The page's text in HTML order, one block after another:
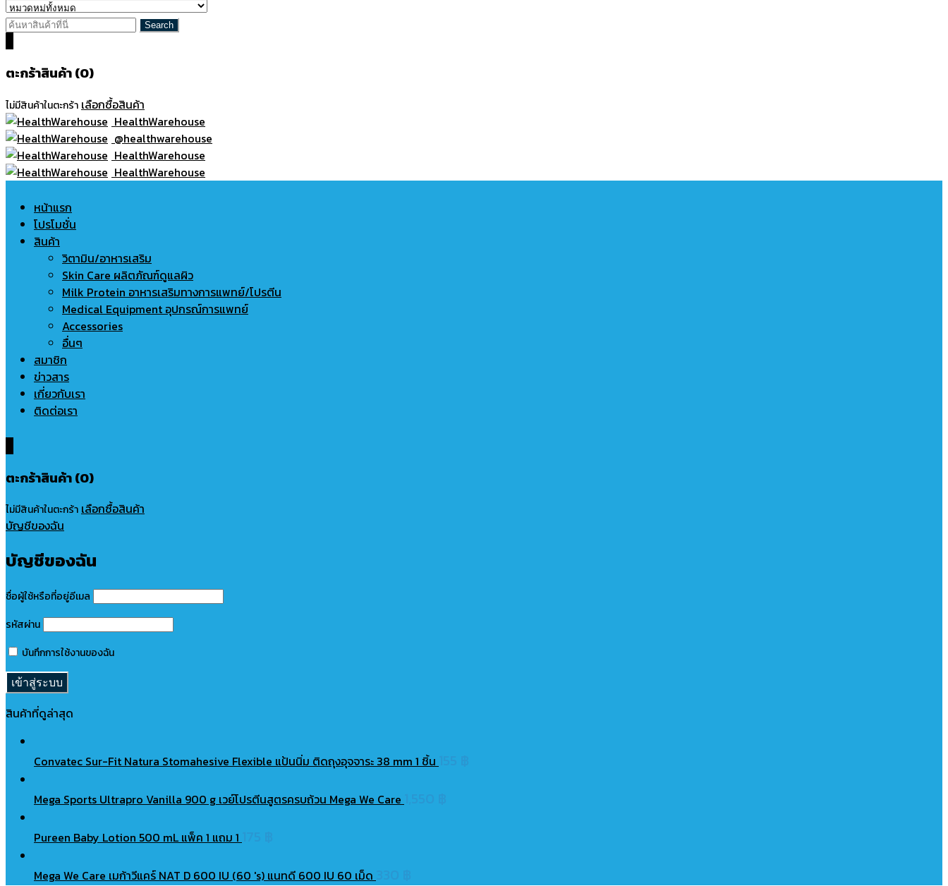
ตะกร้าสินค้า (0)
ไม่มีสินค้าในตะกร้า เลือกซื้อสินค้า
HealthWarehouse
@healthwarehouse
HealthWarehouse
HealthWarehouse
หน้าแรก
โปรโมชั่น
สินค้า
วิตามิน/อาหารเสริม
Skin Care ผลิตภัณฑ์ดูแลผิว
Milk Protein อาหารเสริมทางการแพทย์/โปรตีน
Medical Equipment อุปกรณ์การแพทย์
Accessories
อื่นๆ
สมาชิก
ข่าวสาร
เกี่ยวกับเรา
ติดต่อเรา
ตะกร้าสินค้า (0)
ไม่มีสินค้าในตะกร้า เลือกซื้อสินค้า
บัญชีของฉัน
บัญชีของฉัน
ชื่อผู้ใช้หรือที่อยู่อีเมล
รหัสผ่าน
บันทึกการใช้งานของฉัน
สินค้าที่ดูล่าสุด
Convatec Sur-Fit Natura Stomahesive Flexible แป้นนิ่ม ติดถุงอุจจาระ 38 mm 1 ชิ้น
Mega Sports Ultrapro Vanilla 900 g เวย์โปรตีนสูตรครบถ้วน Mega We Care
Pureen Baby Lotion 500 mL แพ็ค 1 แถม 1
Mega We Care เมก้าวีแคร์ NAT D 600 IU (60 's) แนทดี 600 IU 60 เม็ด